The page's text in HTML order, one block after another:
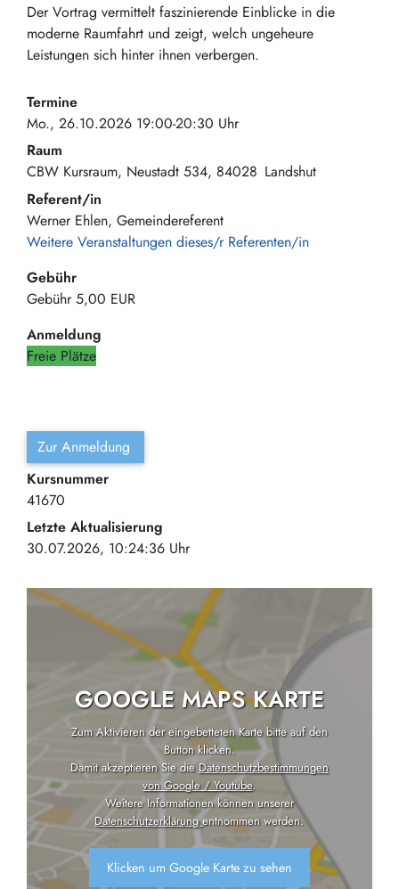
Der Vortrag vermittelt faszinierende Einblicke in die
moderne Raumfahrt und zeigt, welch ungeheure
Leistungen sich hinter ihnen verbergen.
Termine
Mo., 26.10.2026 19:00-20:30 Uhr
Raum
CBW Kursraum Neustadt 534 84028 Landshut
Referent/in
Werner Ehlen, Gemeindereferent
Weitere Veranstaltungen dieses/r Referenten/in
Gebühr
Gebühr 5,00 EUR
Anmeldung
Freie Plätze
Zur Anmeldung
Kursnummer
41670
Letzte Aktualisierung
30.07.2026, 10:24:36 Uhr
GOOGLE MAPS KARTE
Zum Aktivieren der eingebetteten Karte bitte auf den
Button klicken.
Damit akzeptieren Sie dieDatenschutzbestimmungen
von Google / Youtube.
Weitere Informationen können unserer
Datenschutzerklärungentnommen werden.
Klicken um Google Karte zu sehen